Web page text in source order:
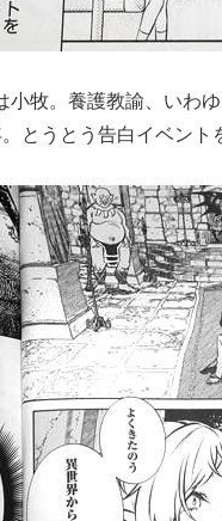
小牧。養護教諭、いわ
とうとう告白イベン